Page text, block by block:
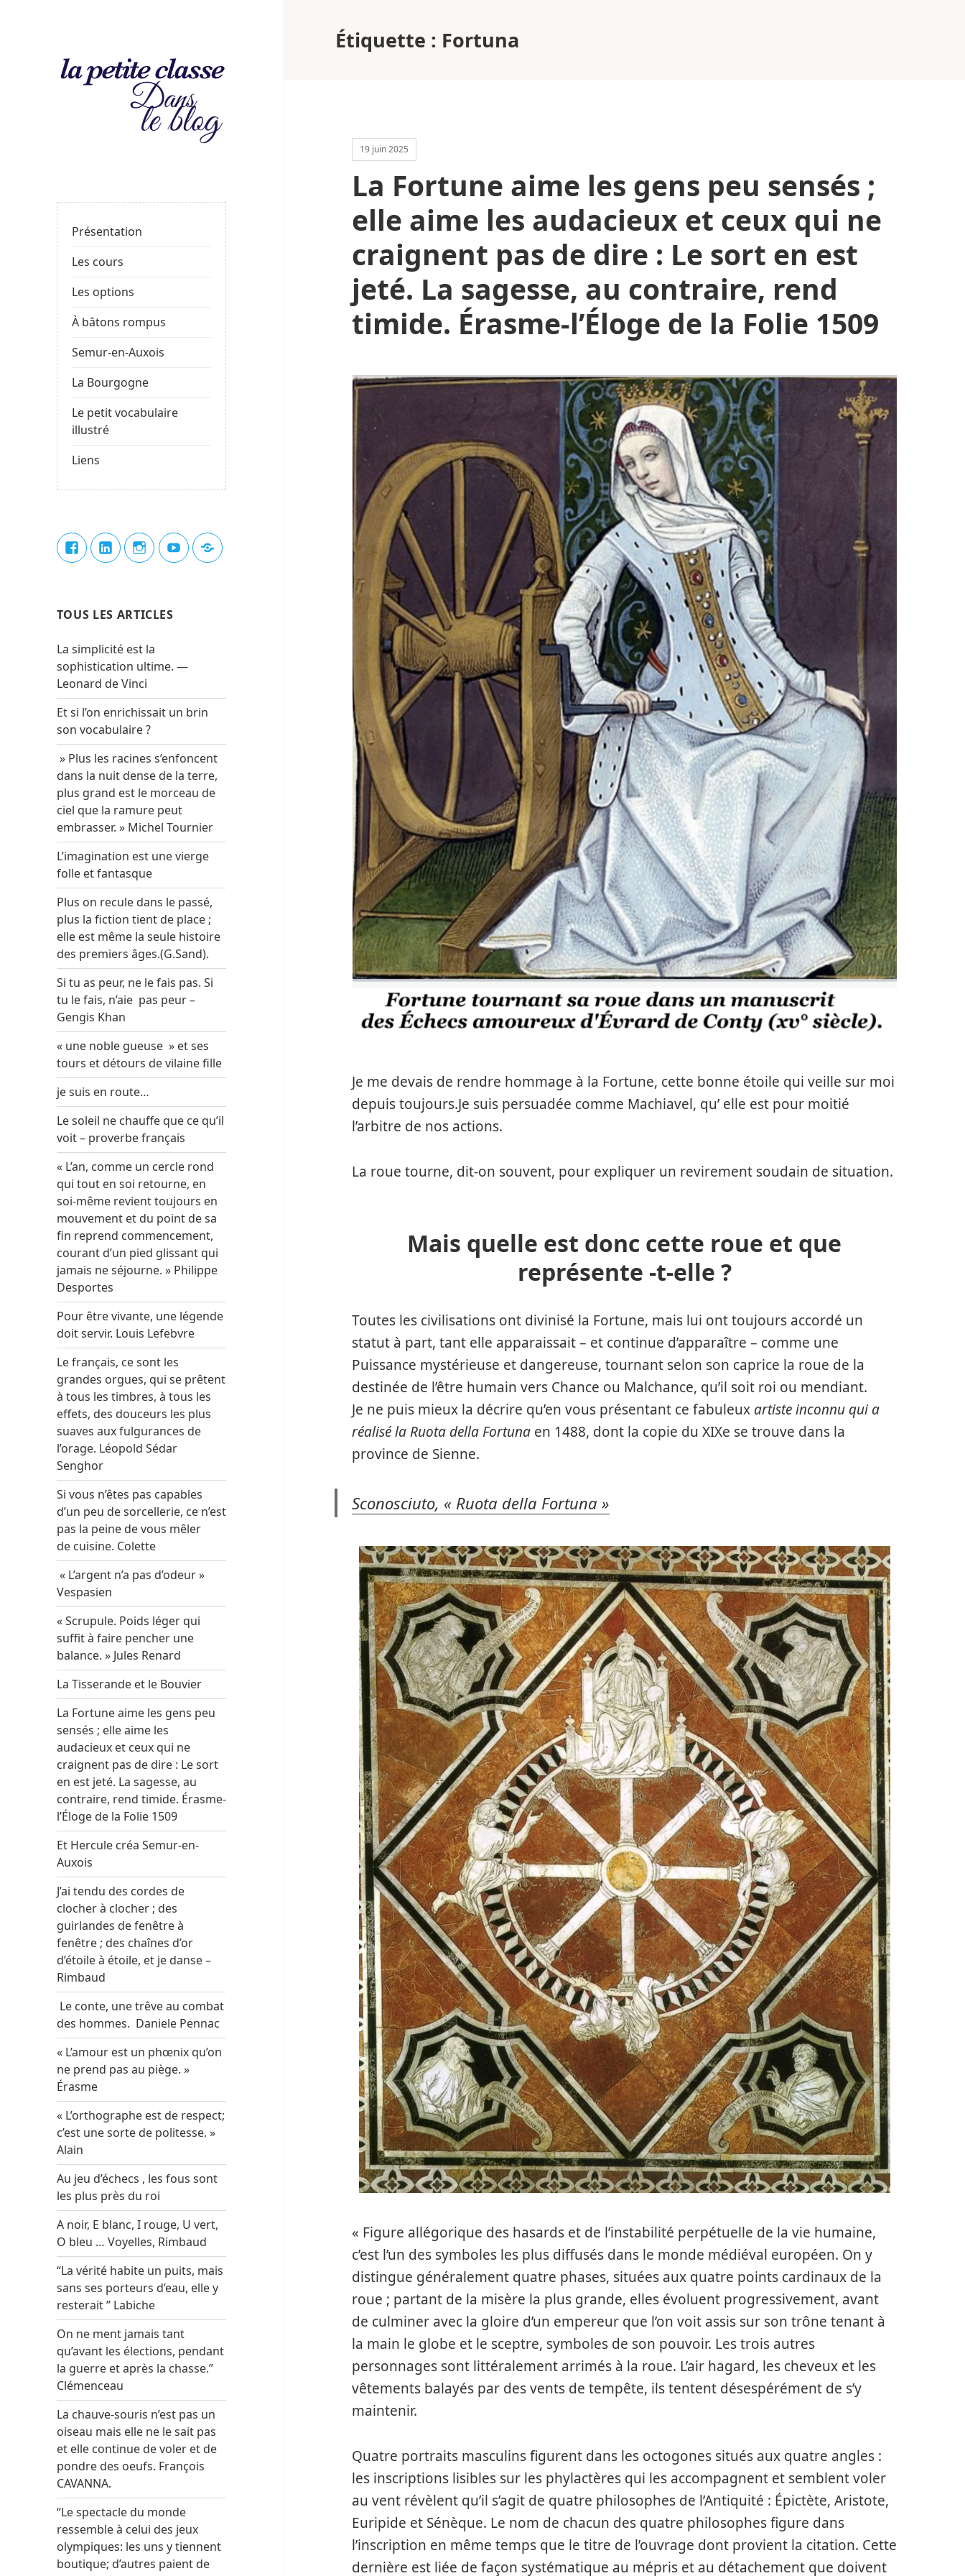
classe
: le
blog
Présentation
Les cours
Les options
À bâtons rompus
Semur-en-Auxois
La Bourgogne
Le petit vocabulaire
illustré
Liens
Élément
de
Élément
de
Élément
de
Élément
de
Élément
du
TOUS LES ARTICLES
La simplicité est la
sophistication ultime. —
Leonard de Vinci
Et si l’on enrichissait un brin
son vocabulaire ?
» Plus les racines s’enfoncent
dans la nuit dense de la terre,
plus grand est le morceau de
ciel que la ramure peut
embrasser. » Michel Tournier
L’imagination est une vierge
folle et fantasque
Plus on recule dans le passé,
plus la fiction tient de place ;
elle est même la seule histoire
des premiers âges.(G.Sand).
Si tu as peur, ne le fais pas. Si
tu le fais, n’aie pas peur –
Gengis Khan
« une noble gueuse » et ses
tours et détours de vilaine fille
je suis en route…
Le soleil ne chauffe que ce qu’il
voit – proverbe français
« L’an, comme un cercle rond
qui tout en soi retourne, en
soi-même revient toujours en
mouvement et du point de sa
fin reprend commencement,
courant d’un pied glissant qui
jamais ne séjourne. » Philippe
Desportes
Pour être vivante, une légende
doit servir. Louis Lefebvre
Le français, ce sont les
grandes orgues, qui se prêtent
à tous les timbres, à tous les
effets, des douceurs les plus
suaves aux fulgurances de
l’orage. Léopold Sédar
Senghor
Si vous n’êtes pas capables
d’un peu de sorcellerie, ce n’est
pas la peine de vous mêler
de cuisine. Colette
« L’argent n’a pas d’odeur »
Vespasien
« Scrupule. Poids léger qui
suffit à faire pencher une
balance. » Jules Renard
La Tisserande et le Bouvier
La Fortune aime les gens peu
sensés ; elle aime les
audacieux et ceux qui ne
craignent pas de dire : Le sort
en est jeté. La sagesse, au
contraire, rend timide. Érasme-
l’Éloge de la Folie 1509
Et Hercule créa Semur-en-
Auxois
J’ai tendu des cordes de
clocher à clocher ; des
guirlandes de fenêtre à
fenêtre ; des chaînes d’or
d’étoile à étoile, et je danse –
Rimbaud
Le conte, une trêve au combat
des hommes. Daniele Pennac
« L’amour est un phœnix qu’on
ne prend pas au piège. »
Érasme
« L’orthographe est de respect;
c’est une sorte de politesse. »
Alain
Au jeu d’échecs , les fous sont
les plus près du roi
A noir, E blanc, I rouge, U vert,
O bleu … Voyelles, Rimbaud
“La vérité habite un puits, mais
sans ses porteurs d’eau, elle y
resterait ” Labiche
On ne ment jamais tant
qu’avant les élections, pendant
la guerre et après la chasse.”
Clémenceau
La chauve-souris n’est pas un
oiseau mais elle ne le sait pas
et elle continue de voler et de
pondre des oeufs. François
CAVANNA.
“Le spectacle du monde
ressemble à celui des jeux
olympiques: les uns y tiennent
boutique; d’autres paient de
Étiquette : Fortuna
19 juin 2025
La Fortune aime les gens peu sensés ;
elle aime les audacieux et ceux qui ne
craignent pas de dire : Le sort en est
jeté. La sagesse, au contraire, rend
timide. Érasme-l’Éloge de la Folie 1509
Je me devais de rendre hommage à la Fortune, cette bonne étoile qui veille sur moi
depuis toujours.Je suis persuadée comme Machiavel, qu’ elle est pour moitié
l’arbitre de nos actions.
La roue tourne, dit-on souvent, pour expliquer un revirement soudain de situation.
Mais quelle est donc cette roue et que
représente -t-elle ?
Toutes les civilisations ont divinisé la Fortune, mais lui ont toujours accordé un
statut à part, tant elle apparaissait – et continue d’apparaître – comme une
Puissance mystérieuse et dangereuse, tournant selon son caprice la roue de la
destinée de l’être humain vers Chance ou Malchance, qu’il soit roi ou mendiant.
Je ne puis mieux la décrire qu’en vous présentant ce fabuleux artiste inconnu qui a
réalisé la Ruota della Fortuna en 1488, dont la copie du XIXe se trouve dans la
province de Sienne.
Sconosciuto, « Ruota della Fortuna »
« Figure allégorique des hasards et de l’instabilité perpétuelle de la vie humaine,
c’est l’un des symboles les plus diffusés dans le monde médiéval européen. On y
distingue généralement quatre phases, situées aux quatre points cardinaux de la
roue ; partant de la misère la plus grande, elles évoluent progressivement, avant
de culminer avec la gloire d’un empereur que l’on voit assis sur son trône tenant à
la main le globe et le sceptre, symboles de son pouvoir. Les trois autres
personnages sont littéralement arrimés à la roue. L’air hagard, les cheveux et les
vêtements balayés par des vents de tempête, ils tentent désespérément de s’y
maintenir.
Quatre portraits masculins figurent dans les octogones situés aux quatre angles :
les inscriptions lisibles sur les phylactères qui les accompagnent et semblent voler
au vent révèlent qu’il s’agit de quatre philosophes de l’Antiquité : Épictète, Aristote,
Euripide et Sénèque. Le nom de chacun des quatre philosophes figure dans
l’inscription en même temps que le titre de l’ouvrage dont provient la citation. Cette
dernière est liée de façon systématique au mépris et au détachement que doivent